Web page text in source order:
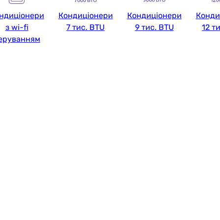
з wi-fi
Кондиціонери
7 тис. BTU
Кондиціонери
9 тис. BTU
12